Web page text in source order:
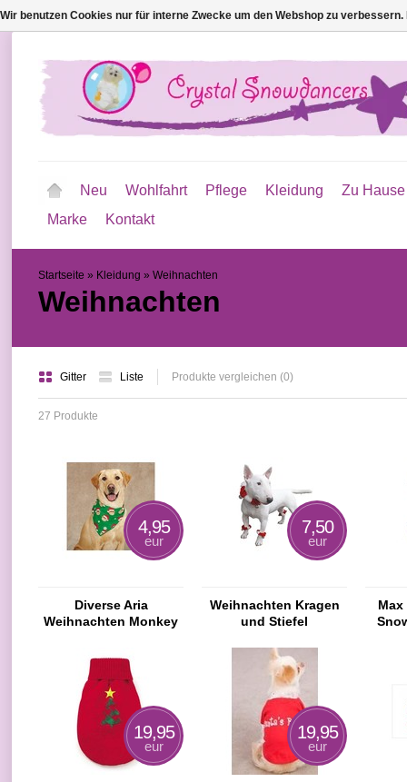
Neu Wohlfahrt Pflege Kleidung
Zu Hause
Marke
Kontakt
Startseite » Kleidung » Weihnachten
Weihnachten
Gitter Liste Produkte vergleichen (0)
27 Produkte
4,95
eur
Diverse Aria
Weihnachten Monkey
7,50
eur
Weihnachten Kragen
und Stiefel
Max
19,95
eur
19,95
eur
Wir benutzen Cookies nur für interne Zwecke um den Webshop zu